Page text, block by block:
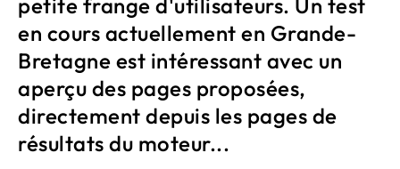
petite frange d'utilisateurs. Un test
en cours actuellement en Grande-
Bretagne est intéressant avec un
aperçu des pages proposées,
directement depuis les pages de
résultats du moteur...